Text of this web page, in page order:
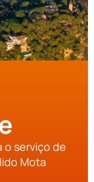
o serviço de
Mota